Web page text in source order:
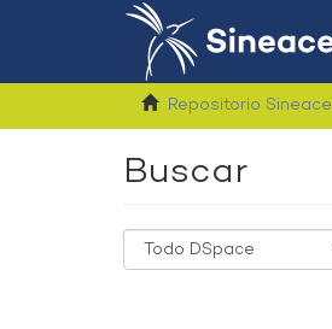
Repositorio Sineace
Buscar